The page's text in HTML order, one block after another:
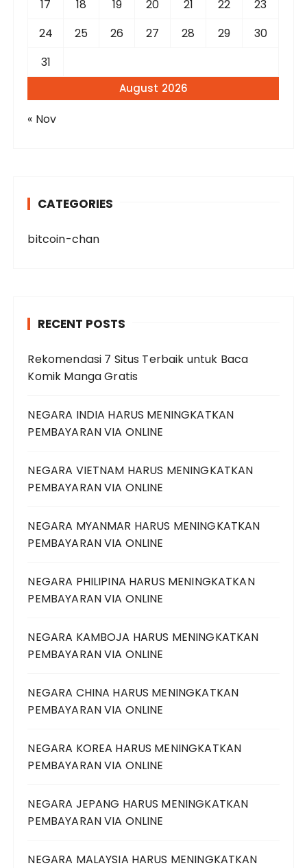
August 2026
17
18 19 20 21 22
23
24
25 26 27 28 29
30
31
« Nov
CATEGORIES
bitcoin-chan
RECENT POSTS
Rekomendasi 7 Situs Terbaik untuk Baca
Komik Manga Gratis
NEGARA INDIA HARUS MENINGKATKAN
PEMBAYARAN VIA ONLINE
NEGARA VIETNAM HARUS MENINGKATKAN
PEMBAYARAN VIA ONLINE
NEGARA MYANMAR HARUS MENINGKATKAN
PEMBAYARAN VIA ONLINE
NEGARA PHILIPINA HARUS MENINGKATKAN
PEMBAYARAN VIA ONLINE
NEGARA KAMBOJA HARUS MENINGKATKAN
PEMBAYARAN VIA ONLINE
NEGARA CHINA HARUS MENINGKATKAN
PEMBAYARAN VIA ONLINE
NEGARA KOREA HARUS MENINGKATKAN
PEMBAYARAN VIA ONLINE
NEGARA JEPANG HARUS MENINGKATKAN
PEMBAYARAN VIA ONLINE
NEGARA MALAYSIA HARUS MENINGKATKAN